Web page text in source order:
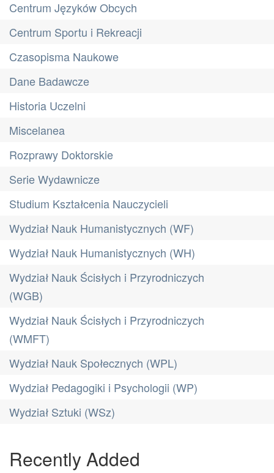
Centrum Języków Obcych
Centrum Sportu i Rekreacji
Czasopisma Naukowe
Dane Badawcze
Historia Uczelni
Miscelanea
Rozprawy Doktorskie
Serie Wydawnicze
Studium Kształcenia Nauczycieli
Wydział Nauk Humanistycznych (WF)
Wydział Nauk Humanistycznych (WH)
Wydział Nauk Ścisłych i Przyrodniczych
(WGB)
Wydział Nauk Ścisłych i Przyrodniczych
(WMFT)
Wydział Nauk Społecznych (WPL)
Wydział Pedagogiki i Psychologii (WP)
Wydział Sztuki (WSz)
Recently Added